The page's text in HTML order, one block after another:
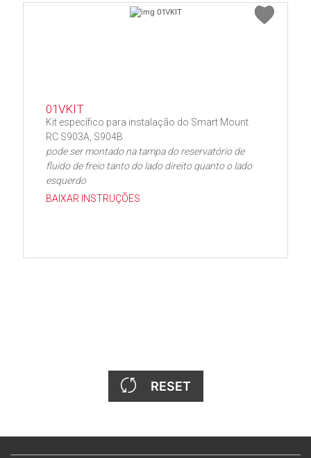
01VKIT
Kit específico para instalação do Smart Mount
RC S903A, S904B
pode ser montado na tampa do reservatório de
fluido de freio tanto do lado direito quanto o lado
esquerdo
BAIXAR INSTRUÇÕES
RESET